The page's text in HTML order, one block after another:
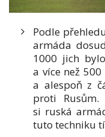
Podle
armáda
1000 jich
a více než
a alespoň z
proti
si ruská
tuto techniku